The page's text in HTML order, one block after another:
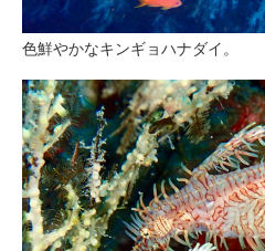
色鮮やかなキンギョハナダイ。